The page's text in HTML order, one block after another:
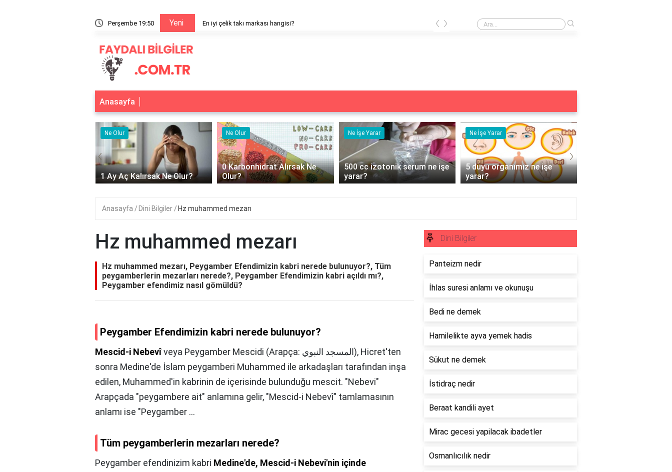
Perşembe 19:50 Yeni En iyi çelik takı markası hangisi? En iyi çelik takı markası hangisi?
‹ ›
Anasayfa
Ne Olur
1 Ay Aç Kalırsak Ne Olur?
Ne Olur
0 Karbonhidrat Alırsak Ne
Olur?
Ne İşe Yarar
500 cc izotonik serum ne işe
yarar?
Ne İşe Yarar
5 duyu organımız ne işe
yarar?
‹ ›
Anasayfa Dini Bilgiler Hz muhammed mezarı
Hz muhammed mezarı
Hz muhammed mezarı, Peygamber Efendimizin kabri nerede bulunuyor?, Tüm
peygamberlerin mezarları nerede?, Peygamber Efendimizin kabri açıldı mı?,
Peygamber efendimiz nasıl gömüldü?
Peygamber Efendimizin kabri nerede bulunuyor?
Mescid-i Nebevîveya Peygamber Mescidi (Arapça: المسجد النبوي), Hicret'ten
sonra Medine'de İslam peygamberi Muhammed ile arkadaşları tarafından inşa
edilen, Muhammed'in kabrinin de içerisinde bulunduğu mescit. "Nebevi"
Arapçada "peygambere ait" anlamına gelir, "Mescid-i Nebevî" tamlamasının
anlamı ise "Peygamber ...
Tüm peygamberlerin mezarları nerede?
Peygamber efendinizim kabri Medine'de, Mescid-i Nebevi'nin içinde
Dini Bilgiler
Panteizm nedir
İhlas suresi anlamı ve okunuşu
Bedi ne demek
Hamilelikte ayva yemek hadis
Sükut ne demek
İstidraç nedir
Beraat kandili ayet
Mirac gecesi yapilacak ibadetler
Osmanlıcılık nedir